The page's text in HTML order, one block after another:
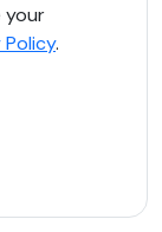
your
Policy.